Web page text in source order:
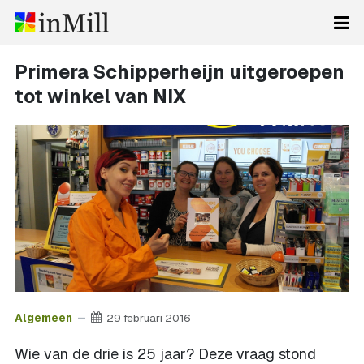
Primera Schipperheijn uitgeroepen
tot winkel van NIX
Algemeen 29 februari 2016
Wie van de drie is 25 jaar? Deze vraag stond